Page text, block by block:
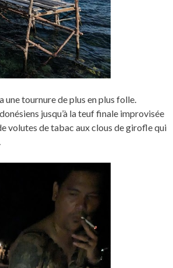
une tournure de plus en plus folle.
jusqu’à la teuf finale improvisée
volutes de tabac aux clous de girofle qui